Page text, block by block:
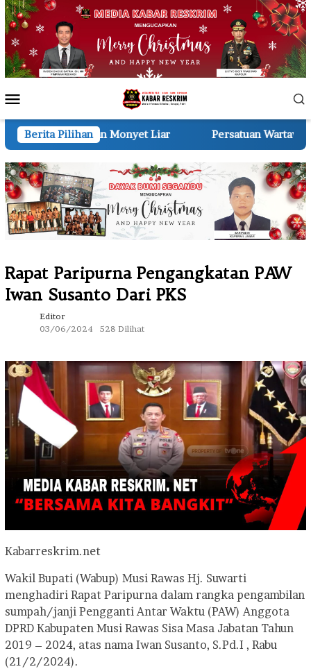
Loncat
ke
konten
Mobile
Berita Pilihan
Liar Persatuan Wartawan Indonesia (PWI)
Rapat Paripurna Pengangkatan PAW
Iwan Susanto Dari PKS
Editor
03/06/2024
528 Dilihat
Kabarreskrim.net
Wakil Bupati (Wabup) Musi Rawas Hj. Suwarti
menghadiri Rapat Paripurna dalam rangka pengambilan
sumpah/janji Pengganti Antar Waktu (PAW) Anggota
DPRD Kabupaten Musi Rawas Sisa Masa Jabatan Tahun
2019 – 2024, atas nama Iwan Susanto, S.Pd.I , Rabu
(21/2/2024).